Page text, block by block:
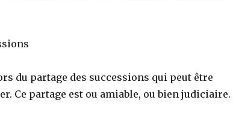
du partage des successions qui peut être
Ce partage est ou amiable, ou bien judiciaire.